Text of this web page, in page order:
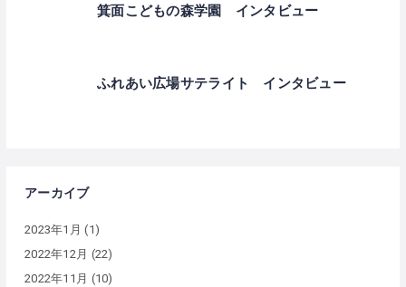
箕面こどもの森学園 インタビュー
ふれあい広場サテライト インタビュー
アーカイブ
2023年1月 (1)
2022年12月 (22)
2022年11月 (10)